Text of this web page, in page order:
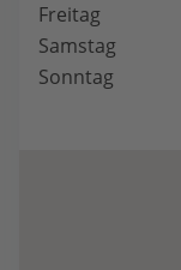
Freitag
Samstag
Sonntag